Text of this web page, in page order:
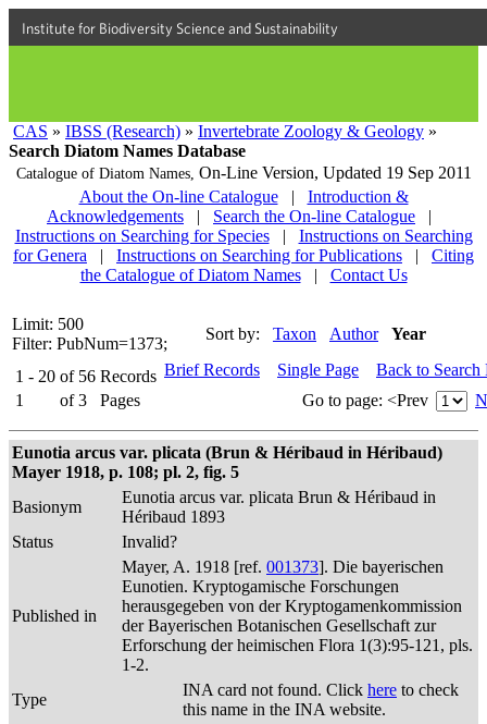
Institute for Biodiversity Science and Sustainability
CAS » IBSS (Research) » Invertebrate Zoology & Geology »
Search Diatom Names Database
Catalogue of Diatom Names, On-Line Version, Updated 19 Sep 2011
About the On-line Catalogue
|
Introduction &
Acknowledgements
| Search the On-line Catalogue
|
Instructions on Searching for Species
|
Instructions on Searching
for Genera
| Instructions on Searching for Publications |
Citing
the Catalogue of Diatom Names
| Contact Us
Limit: 500
Filter: PubNum=1373;
Sort by: Taxon Author Year
1 - 20 of 56 Records
1
of 3 Pages
Brief Records Single Page
Back to Search
Go to page: <Prev
Eunotia arcus var. plicata (Brun & Héribaud in Héribaud)
Mayer 1918, p. 108; pl. 2, fig. 5
Basionym
Eunotia arcus var. plicata Brun & Héribaud in
Héribaud 1893
Status
Invalid?
Published in
Mayer, A. 1918 [ref. 001373]. Die bayerischen
Eunotien. Kryptogamische Forschungen
herausgegeben von der Kryptogamenkommission
der Bayerischen Botanischen Gesellschaft zur
Erforschung der heimischen Flora 1(3):95-121, pls.
1-2.
Type
INA card not found. Click here to check
this name in the INA website.